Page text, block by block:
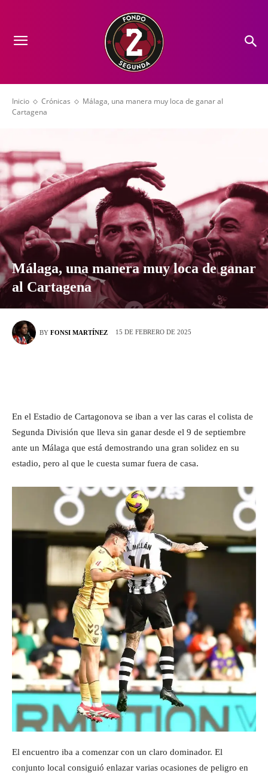
Inicio Crónicas
Málaga, una manera muy loca de ganar al
Cartagena
Málaga, una manera muy loca de ganar
al Cartagena
BY FONSI MARTÍNEZ 15 DE FEBRERO DE 2025
En el Estadio de Cartagonova se iban a ver las caras el colista de
Segunda División que lleva sin ganar desde el 9 de septiembre
ante un Málaga que está demostrando una gran solidez en su
estadio, pero al que le cuesta sumar fuera de casa.
El encuentro iba a comenzar con un claro dominador. El
conjunto local consiguió enlazar varias ocasiones de peligro en